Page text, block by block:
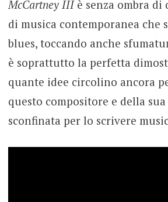
McCartney III è senza ombra
di musica contemporanea che
blues, toccando anche
è soprattutto la perfetta
quante idee circolino ancora
questo compositore e della sua
sconfinata per lo scrivere